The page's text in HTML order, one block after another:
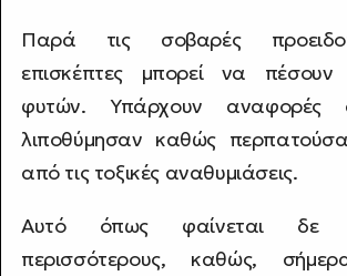
Παρά τις σοβαρές
επισκέπτες μπορεί να
φυτών. Υπάρχουν αναφορές
λιποθύμησαν καθώς
από τις τοξικές αναθυμιάσεις.
Αυτό όπως φαίνεται δε
περισσότερους, καθώς,